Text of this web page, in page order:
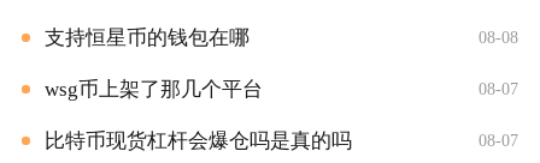
支持恒星币的钱包在哪 08-08
wsg币上架了那几个平台 08-07
比特币现货杠杆会爆仓吗是真的吗 08-07